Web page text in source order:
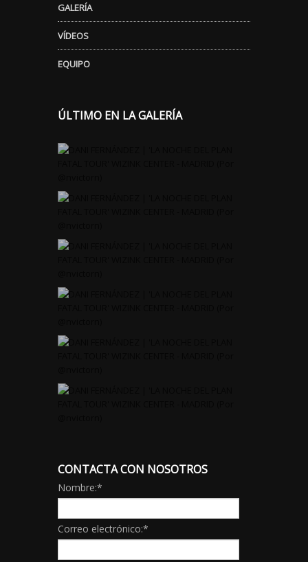
GALERÍA
VÍDEOS
EQUIPO
ÚLTIMO EN LA GALERÍA
CONTACTA CON NOSOTROS
Nombre:*
Correo electrónico:*